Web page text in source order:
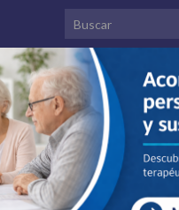
Search for: